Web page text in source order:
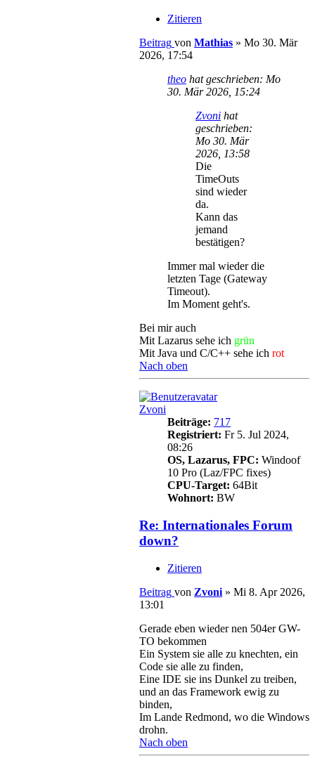
Zitieren
Beitrag von Mathias » Mo 30. Mär
2026, 17:54
theo hat geschrieben: Mo
30. Mär 2026, 15:24
Zvoni hat
geschrieben:
Mo 30. Mär
2026, 13:58
Die
TimeOuts
sind wieder
da.
Kann das
jemand
bestätigen?
Immer mal wieder die
letzten Tage (Gateway
Timeout).
Im Moment geht's.
Bei mir auch
Mit Lazarus sehe ich grün
Mit Java und C/C++ sehe ich rot
Nach oben
Zvoni
Beiträge: 717
Registriert: Fr 5. Jul 2024,
08:26
OS, Lazarus, FPC: Windoof
10 Pro (Laz/FPC fixes)
CPU-Target: 64Bit
Wohnort: BW
Re: Internationales Forum
down?
Zitieren
Beitrag von Zvoni » Mi 8. Apr 2026,
13:01
Gerade eben wieder nen 504er GW-
TO bekommen
Ein System sie alle zu knechten, ein
Code sie alle zu finden,
Eine IDE sie ins Dunkel zu treiben,
und an das Framework ewig zu
binden,
Im Lande Redmond, wo die Windows
drohn.
Nach oben